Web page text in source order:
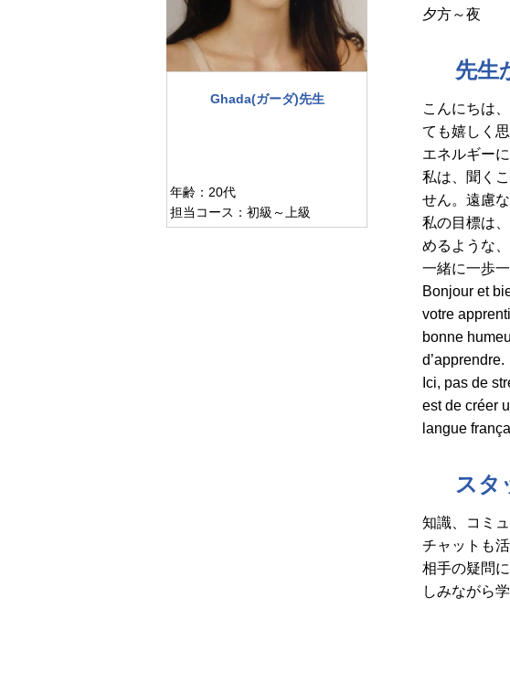
Ghada(ガーダ)先生
年齢：20代
担当コース：初級～上級
夕方～夜
先生
こんにちは
ても嬉しく
エネルギー
私は、聞く
せん。遠慮
私の目標は
めるような
一緒に一歩
Bonjour et
votre
bonne
d’apprendre.
Ici, pas de
est de créer
langue
スタ
知識、コミ
チャットも
相手の疑問
しみながら